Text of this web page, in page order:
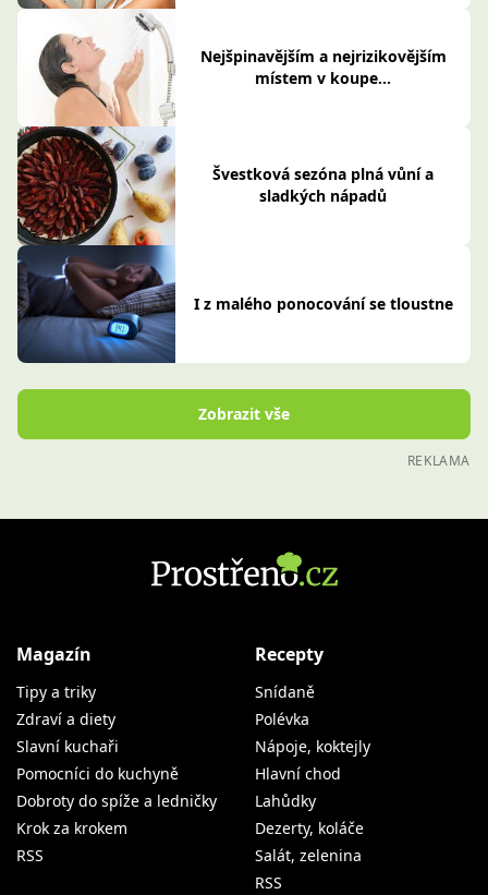
Nejšpinavějším a nejrizikovějším
místem v koupe...
Švestková sezóna plná vůní a
sladkých nápadů
I z malého ponocování se tloustne
Zobrazit vše
REKLAMA
Magazín
Tipy a triky
Zdraví a diety
Slavní kuchaři
Pomocníci do kuchyně
Dobroty do spíže a ledničky
Krok za krokem
RSS
Recepty
Snídaně
Polévka
Nápoje, koktejly
Hlavní chod
Lahůdky
Dezerty, koláče
Salát, zelenina
RSS